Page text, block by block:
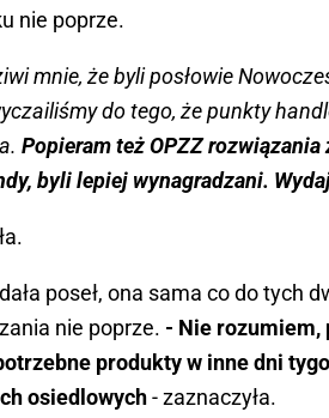
nie poprze.
mnie, że byli posłowie
do tego, że punkty
Popieram też OPZZ
byli lepiej wynagradzani.
poseł, ona sama co do tych
nie poprze. - Nie rozumiem,
produkty w inne dni
osiedlowych- zaznaczyła.